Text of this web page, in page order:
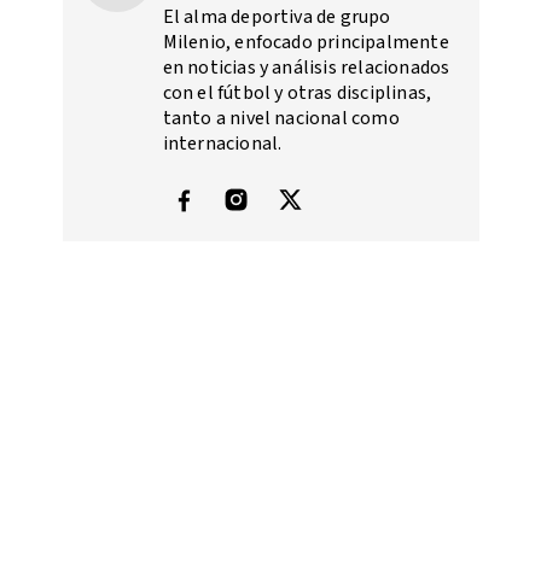
El alma deportiva de grupo
Milenio, enfocado principalmente
en noticias y análisis relacionados
con el fútbol y otras disciplinas,
tanto a nivel nacional como
internacional.